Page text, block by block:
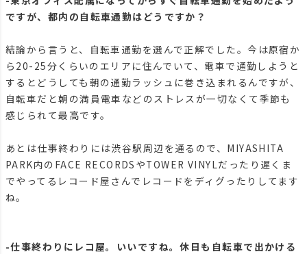
ですが、都内の自転車通勤はどうですか？
結論から言うと、自転車通勤を選んで正解でした。今は原宿か
ら20-25分くらいのエリアに住んでいて、電車で通勤しようと
するとどうしても朝の通勤ラッシュに巻き込まれるんですが、
自転車だと朝の満員電車などのストレスが一切なくて季節も
感じられて最高です。
あとは仕事終わりには渋谷駅周辺を通るので、MIYASHITA
PARK内のFACE RECORDSやTOWER VINYLだったり遅くま
でやってるレコード屋さんでレコードをディグったりしてます
ね。
-仕事終わりにレコ屋。いいですね。休日も自転車で出かける